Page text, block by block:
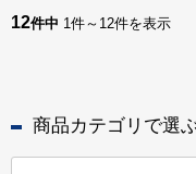
12件中 1件～12件を表示
商品カテゴリで選